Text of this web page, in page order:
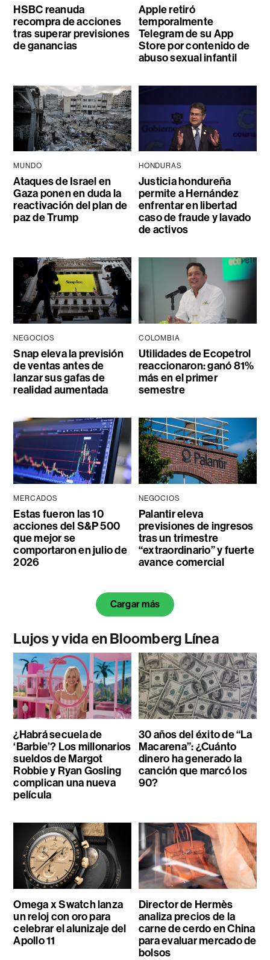
HSBC reanuda
recompra de acciones
tras superar previsiones
de ganancias
Apple retiró
temporalmente
Telegram de su App
Store por contenido de
abuso sexual infantil
MUNDO
Ataques de Israel en
Gaza ponen en duda la
reactivación del plan de
paz de Trump
HONDURAS
Justicia hondureña
permite a Hernández
enfrentar en libertad
caso de fraude y lavado
de activos
NEGOCIOS
Snap eleva la previsión
de ventas antes de
lanzar sus gafas de
realidad aumentada
COLOMBIA
Utilidades de Ecopetrol
reaccionaron: ganó 81%
más en el primer
semestre
MERCADOS
Estas fueron las 10
acciones del S&P 500
que mejor se
comportaron en julio de
2026
NEGOCIOS
Palantir eleva
previsiones de ingresos
tras un trimestre
“extraordinario” y fuerte
avance comercial
Cargar más
Lujos y vida en Bloomberg Línea
¿Habrá secuela de
‘Barbie’? Los millonarios
sueldos de Margot
Robbie y Ryan Gosling
complican una nueva
película
30 años del éxito de “La
Macarena”: ¿Cuánto
dinero ha generado la
canción que marcó los
90?
Omega x Swatch lanza
un reloj con oro para
celebrar el alunizaje del
Apollo 11
Director de Hermès
analiza precios de la
carne de cerdo en China
para evaluar mercado de
bolsos